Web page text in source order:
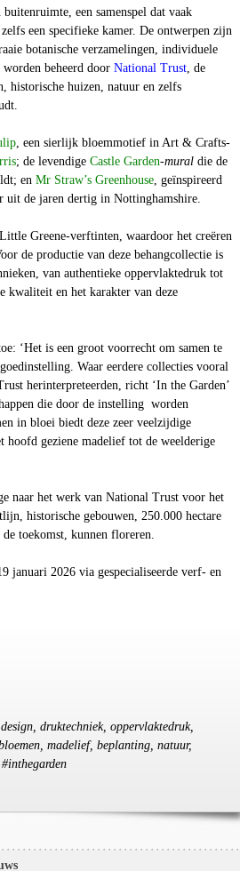
een samenspel dat vaak
een specifieke kamer. De ontwerpen zijn
botanische verzamelingen, individuele
beheerd door National Trust, de
historische huizen, natuur en zelfs
, een sierlijk bloemmotief in Art & Crafts-
; de levendige Castle Garden-mural die de
en Mr Straw’s Greenhouse, geïnspireerd
uit de jaren dertig in Nottinghamshire.
Greene-verftinten, waardoor het creëren
de productie van deze behangcollectie is
van authentieke oppervlaktedruk tot
kwaliteit en het karakter van deze
‘Het is een groot voorrecht om samen te
Waar eerdere collecties vooral
herinterpreteerden, richt ‘In the Garden’
die door de instelling worden
in bloei biedt deze zeer veelzijdige
geziene madelief tot de weelderige
naar het werk van National Trust voor het
historische gebouwen, 250.000 hectare
toekomst, kunnen floreren.
januari 2026 via gespecialiseerde verf- en
druktechniek, oppervlaktedruk,
madelief, beplanting, natuur,